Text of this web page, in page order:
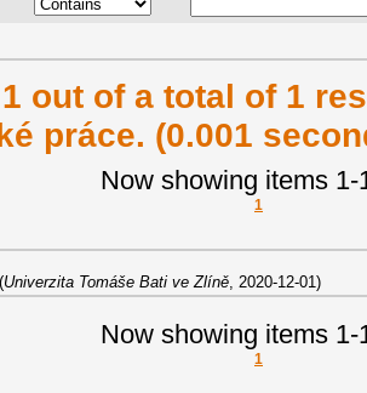
out of a total of 1
práce. (0.001
Now showing items 1-
1
(Univerzita Tomáše Bati ve Zlíně, 2020-12-01)
Now showing items 1-
1